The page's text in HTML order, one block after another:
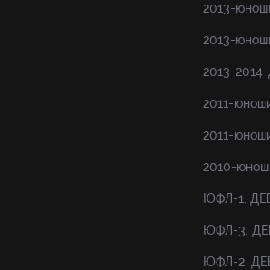
2013-
2013-
2013-
2011-
2011-
2010-
ЮФЛ-1.
ЮФЛ-3.
ЮФЛ-2.